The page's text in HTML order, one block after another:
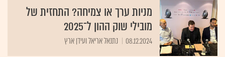
מניות ערך או צמיחה? התחזית של
מובילי שוק ההון ל־2025
08.12.2024 נתנאל אריאל ועידן ארץ